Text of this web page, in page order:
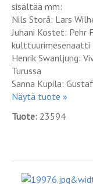
sisältää mm:
Nils Storå: Lars
Juhani Kostet: Pehr
kulttuurimesenaatti
Henrik Swanljung:
Turussa
Sanna Kupila:
Näytä tuote »
Tuote: 23594